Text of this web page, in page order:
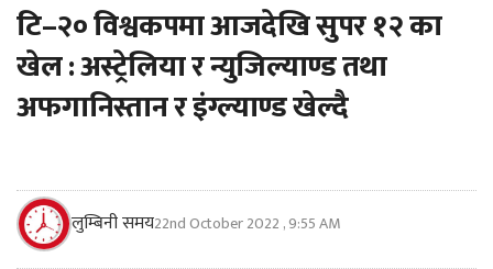
टि–२० विश्वकपमा आजदेखि सुपर १२ का
खेल : अस्ट्रेलिया र न्युजिल्याण्ड तथा
अफगानिस्तान र इंग्ल्याण्ड खेल्दै
लुम्बिनी समय22nd October 2022 , 9:55 AM